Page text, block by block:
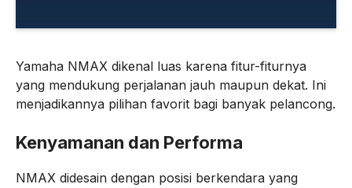
Yamaha NMAX dikenal luas karena fitur-fiturnya
yang mendukung perjalanan jauh maupun dekat. Ini
menjadikannya pilihan favorit bagi banyak pelancong.
Kenyamanan dan Performa
NMAX didesain dengan posisi berkendara yang